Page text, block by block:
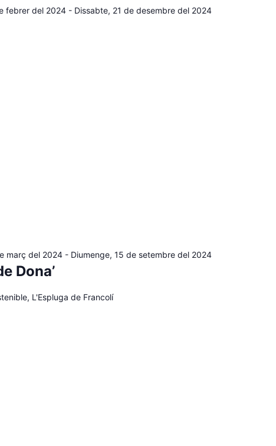
febrer del 2024- Dissabte, 21 de desembre del 2024
Dona’
març del 2024- Diumenge, 15 de setembre del 2024
L'Espluga de Francolí